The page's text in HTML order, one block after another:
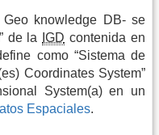
knowledge DB- se
de la
IGD contenida en
como “Sistema de
Coordinates System”
System(a) en un
Espaciales.